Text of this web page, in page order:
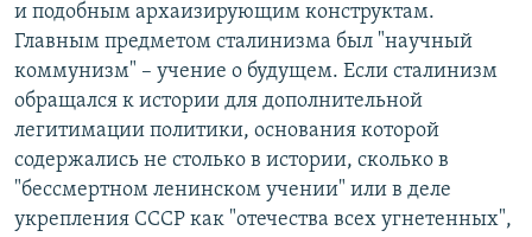
и подобным архаизирующим конструктам.
Главным предметом сталинизма был "научный
коммунизм" – учение о будущем. Если сталинизм
обращался к истории для дополнительной
легитимации политики, основания которой
содержались не столько в истории, сколько в
"бессмертном ленинском учении" или в деле
укрепления СССР как "отечества всех угнетенных",